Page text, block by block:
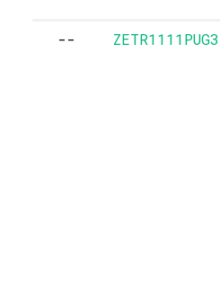
-- ZETR1111PUG3